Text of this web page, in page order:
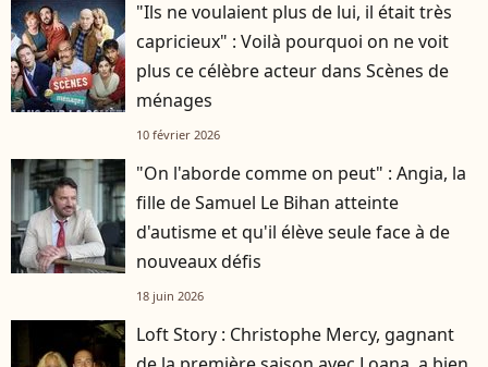
"Ils ne voulaient plus de lui, il était très
capricieux" : Voilà pourquoi on ne voit
plus ce célèbre acteur dans Scènes de
ménages
10 février 2026
"On l'aborde comme on peut" : Angia, la
fille de Samuel Le Bihan atteinte
d'autisme et qu'il élève seule face à de
nouveaux défis
18 juin 2026
Loft Story : Christophe Mercy, gagnant